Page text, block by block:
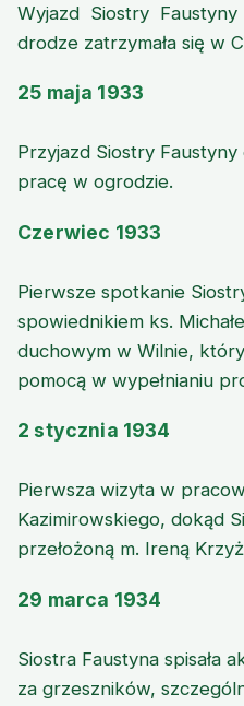
Wyjazd Siostry
drodze zatrzymała się w
25 maja 1933
Przyjazd Siostry Faustyny
pracę w ogrodzie.
Czerwiec 1933
Pierwsze spotkanie
spowiednikiem ks.
duchowym w Wilnie,
pomocą w wypełnianiu
2 stycznia 1934
Pierwsza wizyta w
Kazimirowskiego, dokąd
przełożoną m. Ireną
29 marca 1934
Siostra Faustyna spisała
za grzeszników,